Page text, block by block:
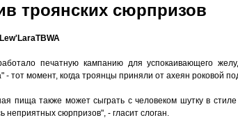
троянских сюрпризов
печатную кампанию для успокаивающего
тот момент, когда троянцы приняли от ахеян роковой
пища также может сыграть с человеком шутку в
неприятных сюрпризов", - гласит слоган.